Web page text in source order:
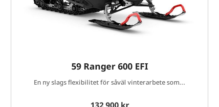
59 Ranger 600 EFI
En ny slags flexibilitet för såväl vinterarbete som...